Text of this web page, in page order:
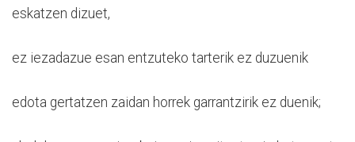
eskatzen dizuet,
ez iezadazue esan entzuteko tarterik ez duzuenik
edota gertatzen zaidan horrek garrantzirik ez duenik;